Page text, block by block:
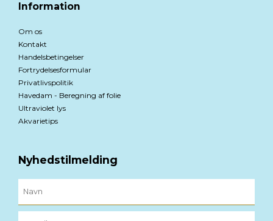
Information
Om os
Kontakt
Handelsbetingelser
Fortrydelsesformular
Privatlivspolitik
Havedam - Beregning af folie
Ultraviolet lys
Akvarietips
Nyhedstilmelding